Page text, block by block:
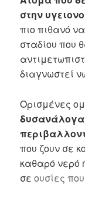
στην
πιο πιθανό
σταδίου που
διαγνωστεί
Ορισμένες
δυσανάλογα
που ζουν σε
καθαρό νερό
σεουσίες